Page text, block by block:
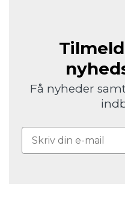
Få nyheder